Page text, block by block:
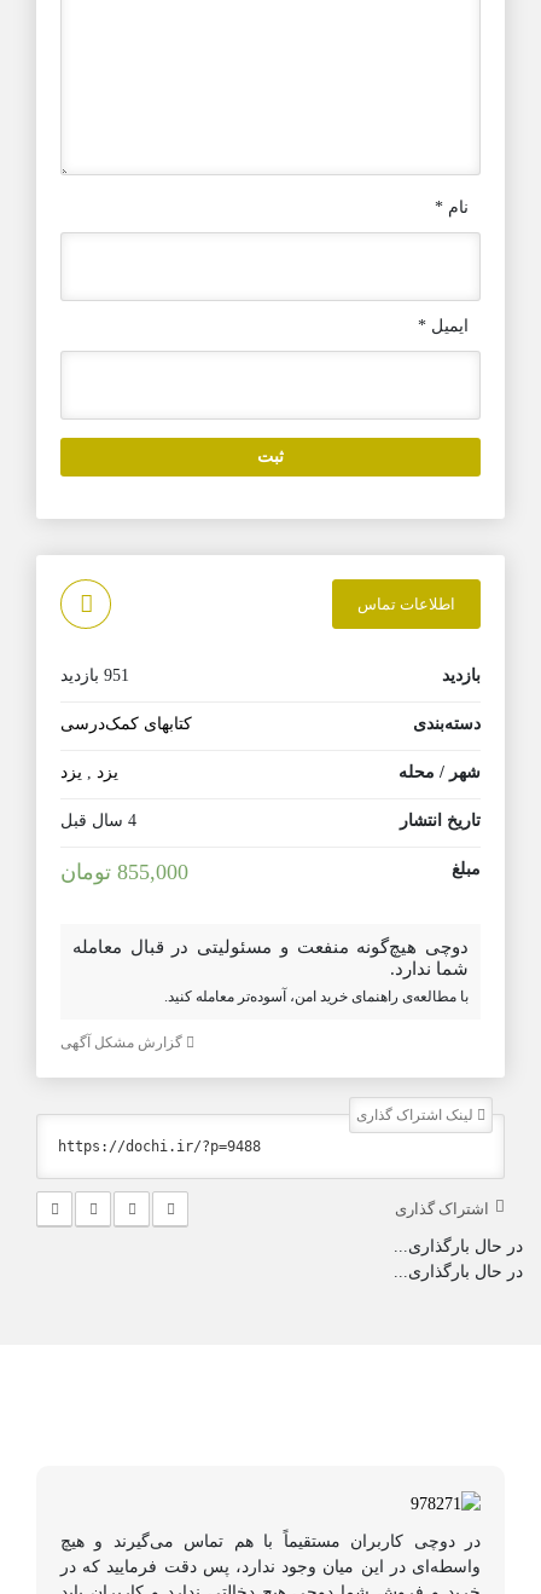
نام *
ایمیل *
اطلاعات تماس
بازدید 951 بازدید
دسته‌بندی کتابهای کمک‌درسی
شهر / محله یزد یزد
تاریخ انتشار 4 سال قبل
مبلغ 855,000 تومان
دوچی هیچ‌گونه منفعت و مسئولیتی در قبال معامله
شما ندارد.
با مطالعه‌ی راهنمای خرید امن، آسوده‌تر معامله کنید.
گزارش مشکل آگهی
لینک اشتراک گذاری
اشتراک گذاری
در حال بارگذاری...
در حال بارگذاری...
در دوچی کاربران مستقیماً با هم تماس می‌گیرند و هیچ
واسطه‌ای در این میان وجود ندارد، پس دقت فرمایید که در